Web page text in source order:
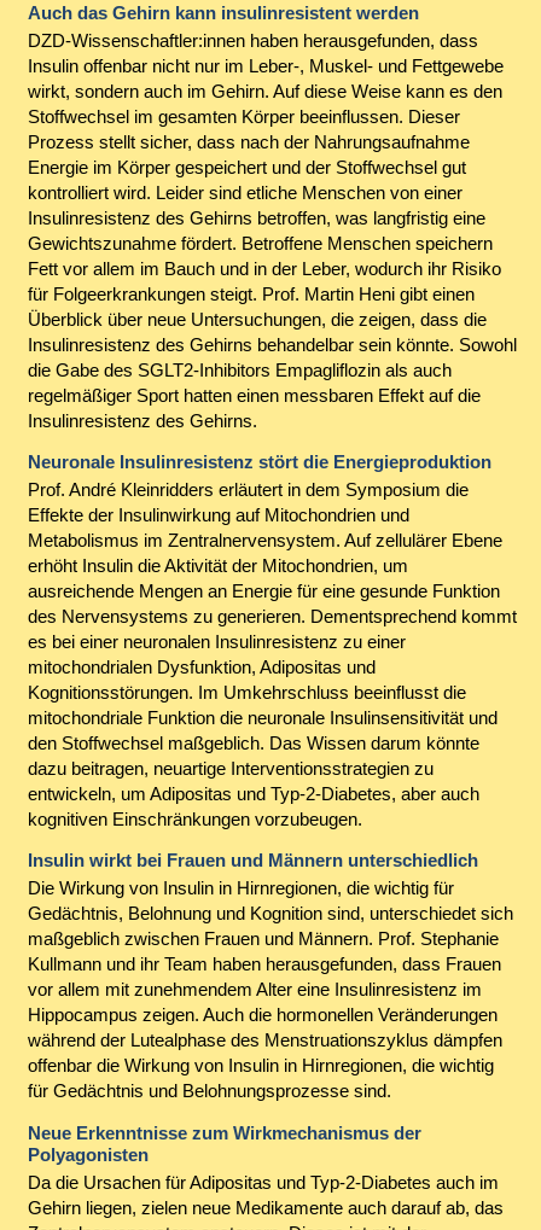
Auch das Gehirn kann insulinresistent werden
DZD-Wissenschaftler:innen haben herausgefunden, dass
Insulin offenbar nicht nur im Leber-, Muskel- und Fettgewebe
wirkt, sondern auch im Gehirn. Auf diese Weise kann es den
Stoffwechsel im gesamten Körper beeinflussen. Dieser
Prozess stellt sicher, dass nach der Nahrungsaufnahme
Energie im Körper gespeichert und der Stoffwechsel gut
kontrolliert wird. Leider sind etliche Menschen von einer
Insulinresistenz des Gehirns betroffen, was langfristig eine
Gewichtszunahme fördert. Betroffene Menschen speichern
Fett vor allem im Bauch und in der Leber, wodurch ihr Risiko
für Folgeerkrankungen steigt. Prof. Martin Heni gibt einen
Überblick über neue Untersuchungen, die zeigen, dass die
Insulinresistenz des Gehirns behandelbar sein könnte. Sowohl
die Gabe des SGLT2-Inhibitors Empagliflozin als auch
regelmäßiger Sport hatten einen messbaren Effekt auf die
Insulinresistenz des Gehirns.
Neuronale Insulinresistenz stört die Energieproduktion
Prof. André Kleinridders erläutert in dem Symposium die
Effekte der Insulinwirkung auf Mitochondrien und
Metabolismus im Zentralnervensystem. Auf zellulärer Ebene
erhöht Insulin die Aktivität der Mitochondrien, um
ausreichende Mengen an Energie für eine gesunde Funktion
des Nervensystems zu generieren. Dementsprechend kommt
es bei einer neuronalen Insulinresistenz zu einer
mitochondrialen Dysfunktion, Adipositas und
Kognitionsstörungen. Im Umkehrschluss beeinflusst die
mitochondriale Funktion die neuronale Insulinsensitivität und
den Stoffwechsel maßgeblich. Das Wissen darum könnte
dazu beitragen, neuartige Interventionsstrategien zu
entwickeln, um Adipositas und Typ-2-Diabetes, aber auch
kognitiven Einschränkungen vorzubeugen.
Insulin wirkt bei Frauen und Männern unterschiedlich
Die Wirkung von Insulin in Hirnregionen, die wichtig für
Gedächtnis, Belohnung und Kognition sind, unterschiedet sich
maßgeblich zwischen Frauen und Männern. Prof. Stephanie
Kullmann und ihr Team haben herausgefunden, dass Frauen
vor allem mit zunehmendem Alter eine Insulinresistenz im
Hippocampus zeigen. Auch die hormonellen Veränderungen
während der Lutealphase des Menstruationszyklus dämpfen
offenbar die Wirkung von Insulin in Hirnregionen, die wichtig
für Gedächtnis und Belohnungsprozesse sind.
Neue Erkenntnisse zum Wirkmechanismus der
Polyagonisten
Da die Ursachen für Adipositas und Typ-2-Diabetes auch im
Gehirn liegen, zielen neue Medikamente auch darauf ab, das